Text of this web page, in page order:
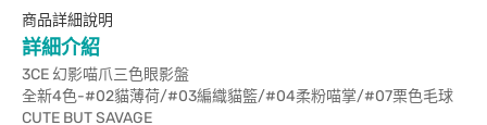
商品詳細說明
詳細介紹
3CE 幻影喵爪三色眼影盤
全新4色-#02貓薄荷/#03編織貓籃/#04柔粉喵掌/#07栗色毛球
CUTE BUT SAVAGE